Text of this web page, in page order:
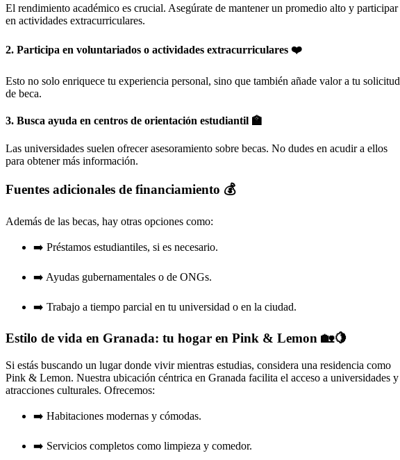
El rendimiento académico es crucial. Asegúrate de mantener un promedio alto y participar
en actividades extracurriculares.
2. Participa en voluntariados o actividades extracurriculares ❤️
Esto no solo enriquece tu experiencia personal, sino que también añade valor a tu solicitud
de beca.
3. Busca ayuda en centros de orientación estudiantil 🏫
Las universidades suelen ofrecer asesoramiento sobre becas. No dudes en acudir a ellos
para obtener más información.
Fuentes adicionales de financiamiento 💰
Además de las becas, hay otras opciones como:
➡️ Préstamos estudiantiles, si es necesario.
➡️ Ayudas gubernamentales o de ONGs.
➡️ Trabajo a tiempo parcial en tu universidad o en la ciudad.
Estilo de vida en Granada: tu hogar en Pink & Lemon 🏡🍋
Si estás buscando un lugar donde vivir mientras estudias, considera una residencia como
Pink & Lemon. Nuestra ubicación céntrica en Granada facilita el acceso a universidades y
atracciones culturales. Ofrecemos:
➡️ Habitaciones modernas y cómodas.
➡️ Servicios completos como limpieza y comedor.